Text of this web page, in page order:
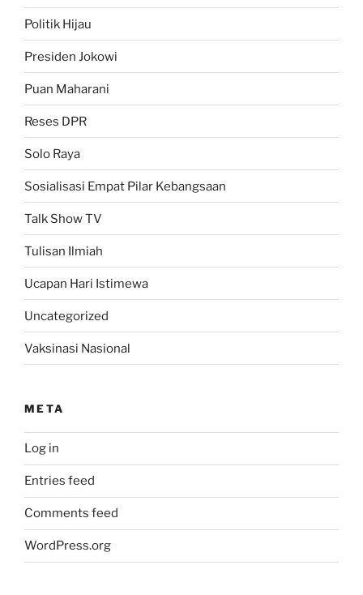
Politik Hijau
Presiden Jokowi
Puan Maharani
Reses DPR
Solo Raya
Sosialisasi Empat Pilar Kebangsaan
Talk Show TV
Tulisan Ilmiah
Ucapan Hari Istimewa
Uncategorized
Vaksinasi Nasional
META
Log in
Entries feed
Comments feed
WordPress.org